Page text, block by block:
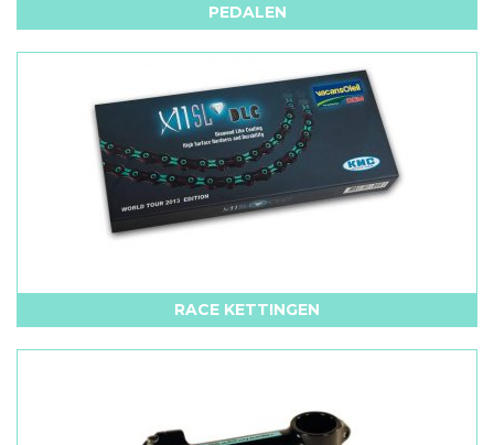
PEDALEN
RACE KETTINGEN